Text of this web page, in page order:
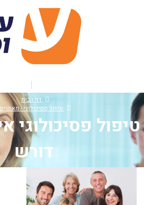
דף הבית
טיפול פסיכולוגי - מאמרים
טיפול פסיכולוגי
דורש